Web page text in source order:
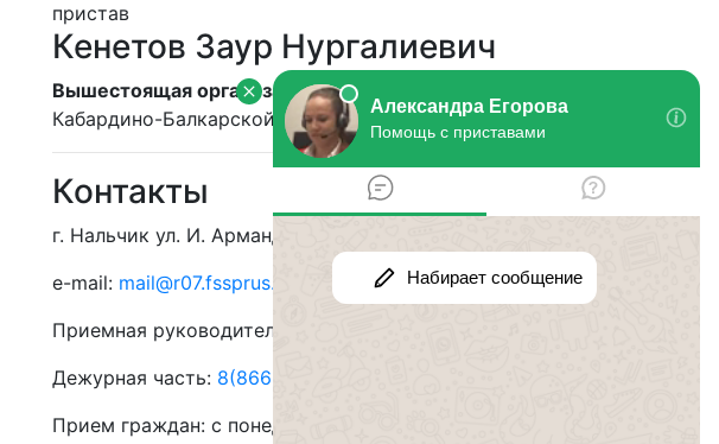
пристав
Кенетов Заур Нургалиевич
Вышестоящая организация УФССП России по
Кабардино-Балкарской Республике
Контакты
г. Нальчик ул. И. Арманд, 43А
e-mail: mail@r07.fssprus.ru
Приемная руководителя:
Дежурная часть: 8(8662) 40-71-72
Прием граждан: с понедельника по четверг с 09.00 до